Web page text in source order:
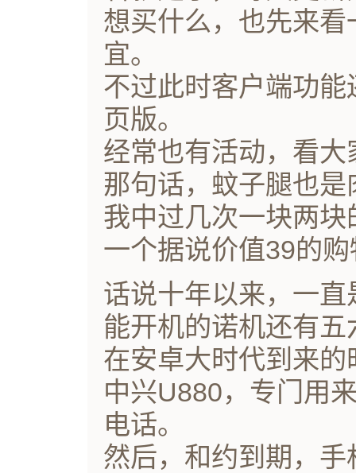
想买什么，也先来
宜。
不过此时客户端功
页版。
经常也有活动，看
那句话，蚊子腿也是
我中过几次一块两
一个据说价值39的
话说十年以来，一
能开机的诺机还有五
在安卓大时代到来
中兴U880，专门用
电话。
然后，和约到期，